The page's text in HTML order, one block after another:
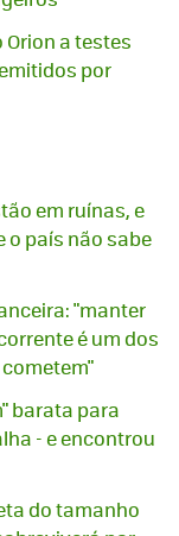
Orion a testes
por
em ruínas, e
o país não sabe
"manter
é um dos
barata para
- e encontrou
do tamanho